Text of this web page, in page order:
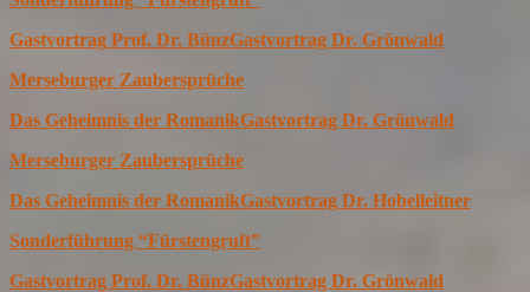
Gastvortrag Prof. Dr. BünzGastvortrag Dr. Grönwald
Merseburger Zaubersprüche
Das Geheimnis der RomanikGastvortrag Dr. Grönwald
Merseburger Zaubersprüche
Das Geheimnis der RomanikGastvortrag Dr. Hobelleitner
Sonderführung “Fürstengruft”
Gastvortrag Prof. Dr. BünzGastvortrag Dr. Grönwald